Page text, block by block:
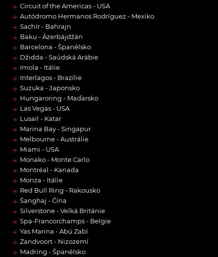
→ Circuit of the Americas - USA
→ Autódromo Hermanos Rodríguez - Mexiko
→ Sachír - Bahrajn
→ Baku - Ázerbájdžán
→ Barcelona - Španělsko
→ Džidda - Saúdská Arábie
→ Imola - Itálie
→ Interlagos - Brazílie
→ Suzuka - Japonsko
→ Hungaroring - Maďarsko
→ Las Vegas - USA
→ Lusail - Katar
→ Marina Bay - Singapur
→ Melbourne - Austrálie
→ Miami - USA
→ Monako - Monte Carlo
→ Montréal - Kanada
→ Monza - Itálie
→ Red Bull Ring - Rakousko
→ Šanghaj - Čína
→ Silverstone - Velká Británie
→ Spa-Francorchamps - Belgie
→ Yas Marina - Abú Zabí
→ Zandvoort - Nizozemí
→ Madring - Španělsko